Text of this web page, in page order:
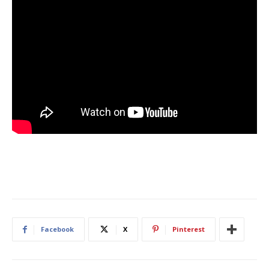
Facebook X Pinterest